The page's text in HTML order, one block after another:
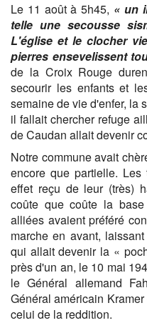
Le 11 août à 5h45, « un
telle une secousse
L'église et le clocher
pierres ensevelissent
de la Croix Rouge
secourir les enfants et
semaine de vie d'enfer, la
il fallait chercher refuge
de Caudan allait devenir
Notre commune avait
encore que partielle. Les
effet reçu de leur (très)
coûte que coûte la
alliées avaient préféré
marche en avant,
qui allait devenir la «
près d'un an, le 10 mai
le Général allemand
Général américain
celui de la reddition.